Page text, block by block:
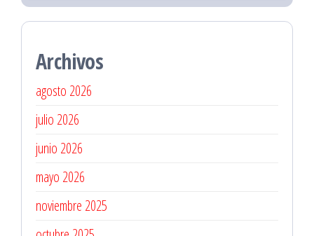
Archivos
agosto 2026
julio 2026
junio 2026
mayo 2026
noviembre 2025